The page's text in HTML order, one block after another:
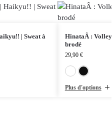
| Sweat à
HinataÂ :
brodé
29,90 €
Plus d'options